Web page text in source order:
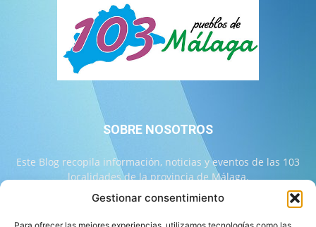
Gestionar consentimiento
SOBRE NOSOTROS
Este Blog recopila información, noticias y eventos de las 103
localidades de la provincia de Málaga.
Contáctanos:info@103malaga.com